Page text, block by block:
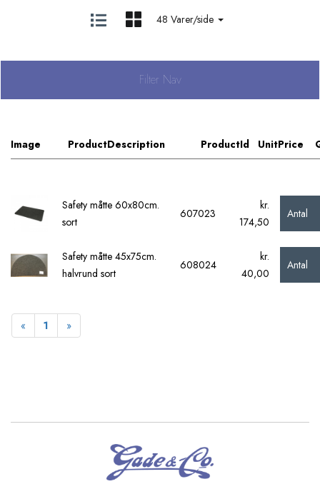
48 Varer/side
Filter Nav
Image ProductDescription ProductId UnitPrice
Safety måtte 60x80cm.
sort
607023
kr.
174,50
Antal
Safety måtte 45x75cm.
halvrund sort
608024
kr.
40,00
Antal
« Forrige
1 »Næste